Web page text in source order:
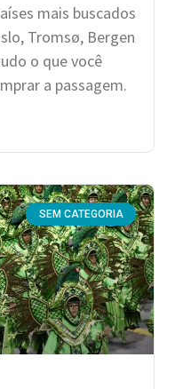
mais buscados
Tromsø, Bergen
o que você
a passagem.
SEM CATEGORIA